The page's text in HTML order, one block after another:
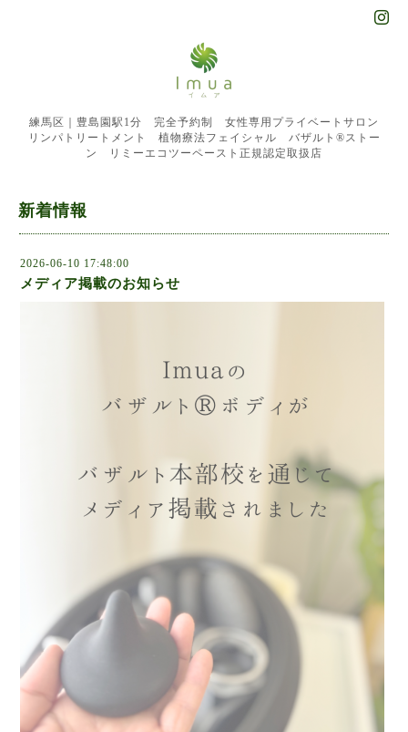
練馬区｜豊島園駅1分 完全予約制 女性専用プライベートサロン
リンパトリートメント 植物療法フェイシャル バザルト®︎ストー
ン リミーエコツーペースト正規認定取扱店
新着情報
2026-06-10 17:48:00
メディア掲載のお知らせ